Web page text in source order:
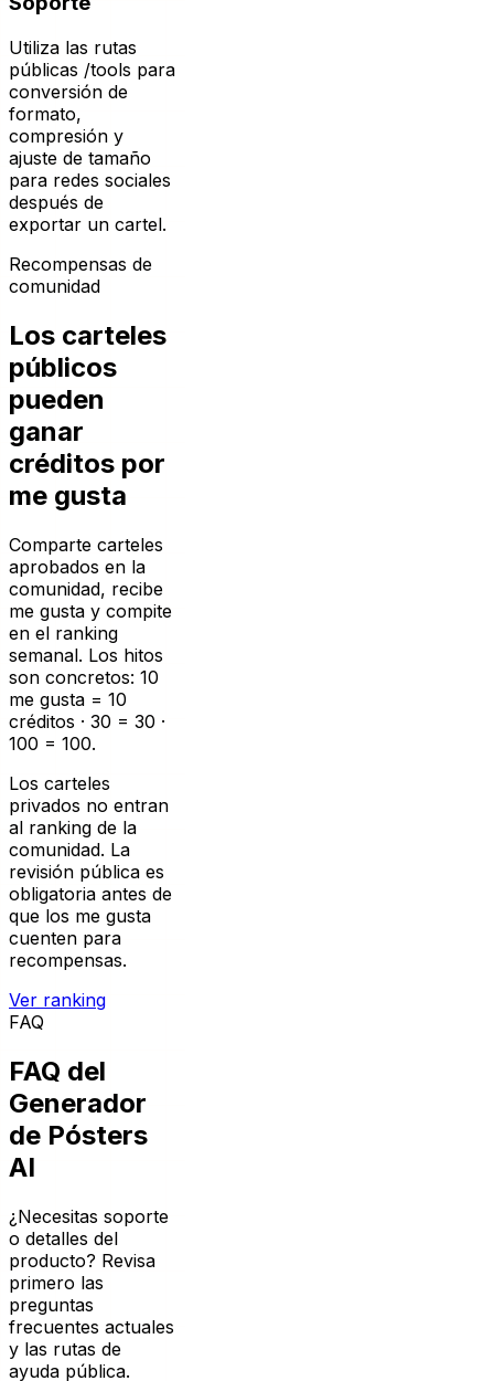
Utiliza las rutas
conversión de
formato,
compresión y
ajuste de tamaño
para redes sociales
después de
exportar un cartel.
Recompensas de
Los carteles
públicos
pueden
ganar
créditos por
me gusta
Comparte carteles
comunidad, recibe
me gusta y compite
en el ranking
semanal. Los hitos
son concretos: 10
me gusta = 10
créditos · 30 = 30 ·
100 = 100.
Los carteles
al ranking de la
comunidad. La
revisión pública es
obligatoria antes de
que los me gusta
cuenten para
recompensas.
Ver ranking
FAQ del
Generador
de Pósters
AI
¿Necesitas soporte
producto? Revisa
primero las
preguntas
frecuentes actuales
y las rutas de
ayuda pública.